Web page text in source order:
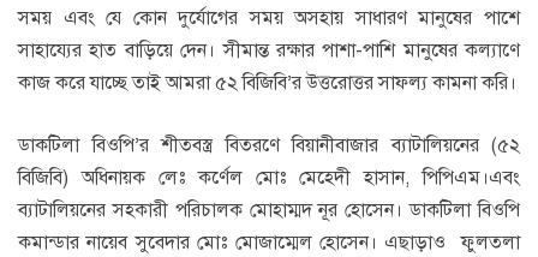
সময় এবং যে কোন দুর্যোগের সময় অসহায় সাধারণ মানুষের পাশে
সাহায্যের হাত বাড়িয়ে দেন। সীমান্ত রক্ষার পাশা-পাশি মানুষের কল্যাণে
কাজ করে যাচ্ছে তাই আমরা ৫২ বিজিবি’র উত্তরোত্তর সাফল্য কামনা করি।
ডাকটিলা বিওপি’র শীতবস্ত্র বিতরণে বিয়ানীবাজার ব্যাটালিয়নের (৫২
বিজিবি) অধিনায়ক লেঃ কর্ণেল মোঃ মেহেদী হাসান, পিপিএম।এবং
ব্যাটালিয়নের সহকারী পরিচালক মোহাম্মদ নূর হোসেন। ডাকটিলা বিওপি
কমান্ডার নায়েব সুবেদার মোঃ মোজাম্মেল হোসেন। এছাড়াও ফুলতলা